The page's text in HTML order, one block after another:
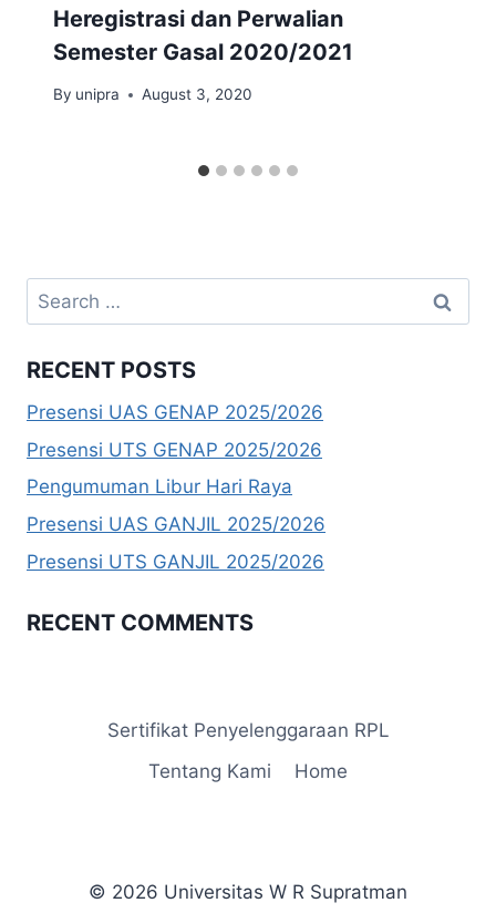
Heregistrasi dan Perwalian
Semester Gasal 2020/2021
By unipra August 3, 2020
Search
for:
RECENT POSTS
Presensi UAS GENAP 2025/2026
Presensi UTS GENAP 2025/2026
Pengumuman Libur Hari Raya
Presensi UAS GANJIL 2025/2026
Presensi UTS GANJIL 2025/2026
RECENT COMMENTS
Sertifikat Penyelenggaraan RPL
Tentang Kami
Home
© 2026 Universitas W R Supratman